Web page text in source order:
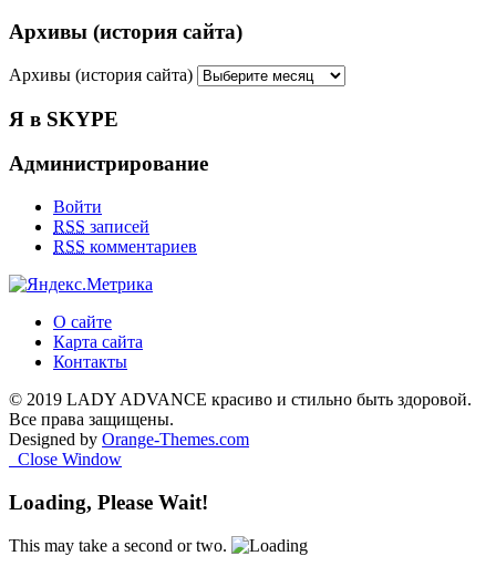
Архивы (история сайта)
Архивы (история сайта)
Я в SKYPE
Администрирование
Войти
RSS записей
RSS комментариев
О сайте
Карта сайта
Контакты
© 2019 LADY ADVANCE красиво и стильно быть здоровой.
Все права защищены.
Designed by Orange-Themes.com
Close Window
Loading, Please Wait!
This may take a second or two.